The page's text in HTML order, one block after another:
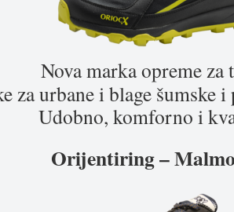
Nova marka opreme za
za urbane i blage šumske
Udobno, komforno i
Orijentiring –